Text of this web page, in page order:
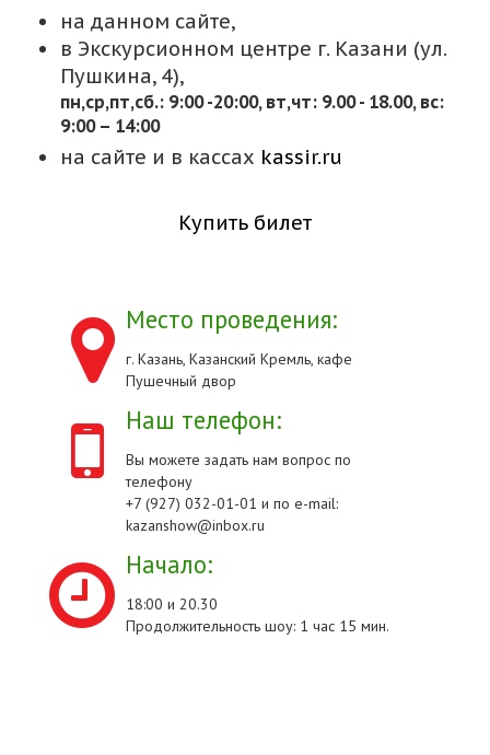
на данном сайте,
в Экскурсионном центре г. Казани (ул.
Пушкина, 4),
пн,cр,пт,сб.: 9:00 -20:00, вт,чт: 9.00 - 18.00, вс:
9:00 – 14:00
на сайте и в кассах kassir.ru
Купить билет
Место проведения:
г. Казань, Казанский Кремль, кафе
Пушечный двор
Наш телефон:
Вы можете задать нам вопрос по
телефону
+7 (927) 032-01-01 и по e-mail:
kazanshow@inbox.ru
Начало:
18:00 и 20.30
Продолжительность шоу: 1 час 15 мин.